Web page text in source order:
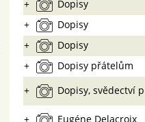
+
Dopisy
+
Dopisy
+
Dopisy
+
Dopisy přátelům
+
Dopisy, svědectví
+
Eugéne Delacroix